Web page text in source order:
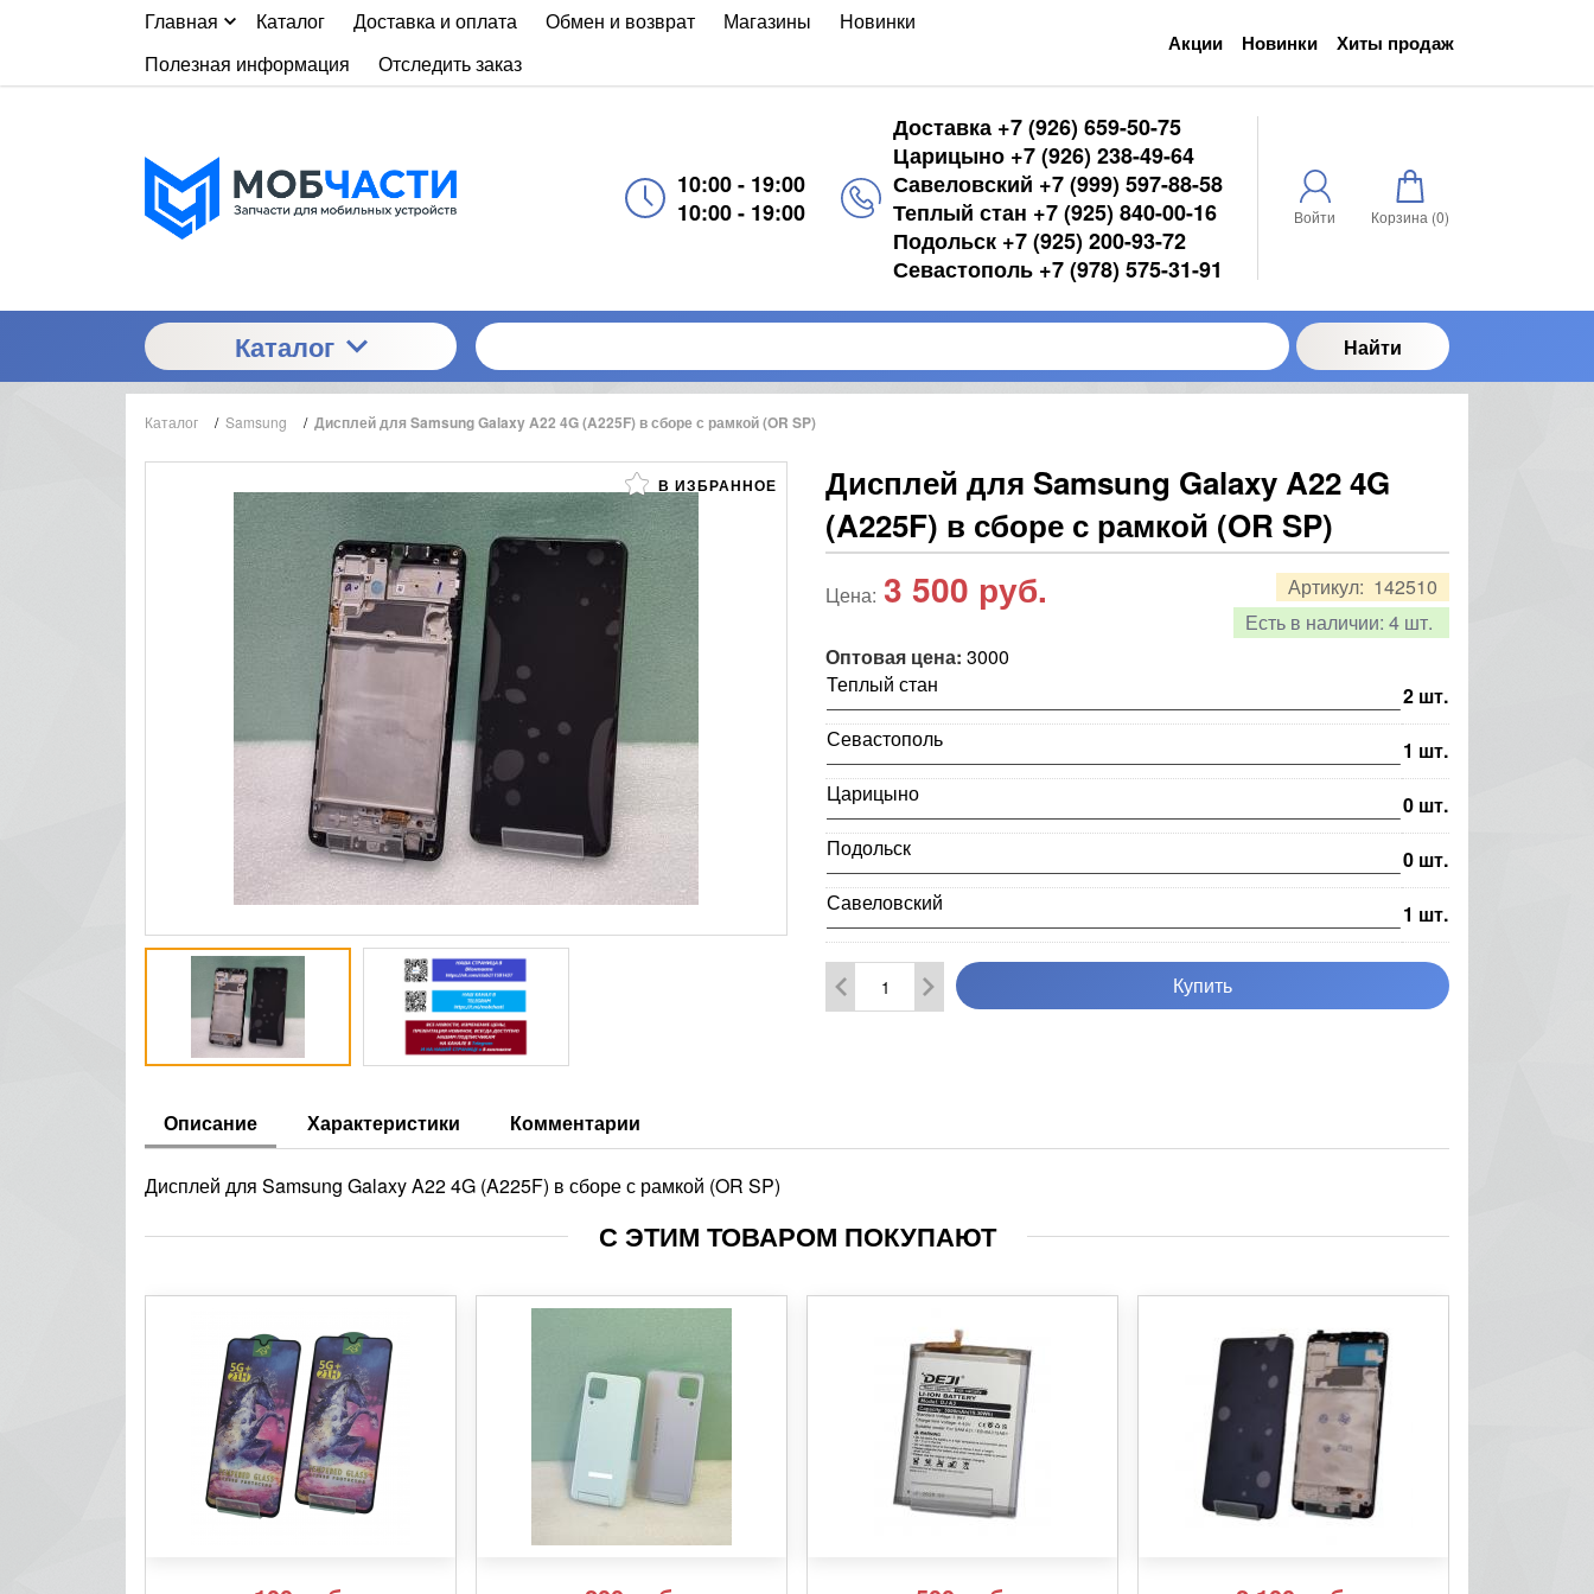
Главная Каталог Доставка и оплата Обмен и возврат Магазины
Новинки
Полезная информация
Отследить заказ
Акции Новинки Хиты продаж
10:00 - 19:00
10:00 - 19:00
Доставка +7 (926) 659-50-75
Царицыно +7 (926) 238-49-64
Савеловский +7 (999) 597-88-58
Теплый стан +7 (925) 840-00-16
Подольск +7 (925) 200-93-72
Севастополь +7 (978) 575-31-91
Войти Корзина (0)
Каталог Найти
Каталог / Samsung / Дисплей для Samsung Galaxy A22 4G (A225F) в сборе с рамкой (OR SP)
В ИЗБРАННОЕ
Дисплей для Samsung Galaxy A22 4G
(A225F) в сборе с рамкой (OR SP)
Артикул: 142510
Есть в наличии: 4 шт.
Цена: 3 500 руб.
Оптовая цена: 3000
Теплый стан
2 шт.
Севастополь
1 шт.
Царицыно
0 шт.
Подольск
0 шт.
Савеловский
1 шт.
Купить
Описание Характеристики Комментарии
Дисплей для Samsung Galaxy A22 4G (A225F) в сборе с рамкой (OR SP)
С ЭТИМ ТОВАРОМ ПОКУПАЮТ